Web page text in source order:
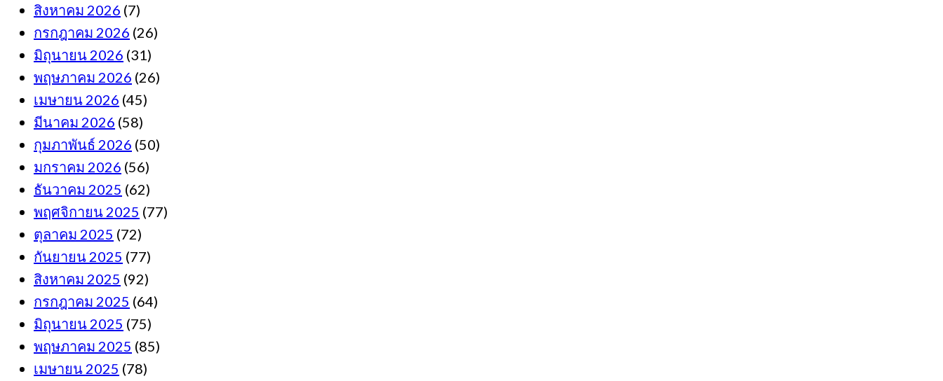
สิงหาคม 2026 (7)
กรกฎาคม 2026 (26)
มิถุนายน 2026 (31)
พฤษภาคม 2026 (26)
เมษายน 2026 (45)
มีนาคม 2026 (58)
กุมภาพันธ์ 2026 (50)
มกราคม 2026 (56)
ธันวาคม 2025 (62)
พฤศจิกายน 2025 (77)
ตุลาคม 2025 (72)
กันยายน 2025 (77)
สิงหาคม 2025 (92)
กรกฎาคม 2025 (64)
มิถุนายน 2025 (75)
พฤษภาคม 2025 (85)
เมษายน 2025 (78)